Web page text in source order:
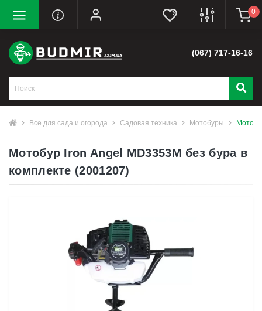
0
(067) 717-16-16
Все для сада и огорода Садовая техника Мотобуры
Мотобур Iron Angel MD3353M без бура в
комплекте (2001207)